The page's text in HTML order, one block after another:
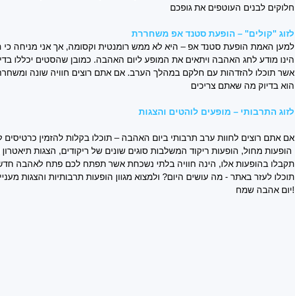
חלוקים לבנים העוטפים את גופכם
לזוג "קולים" – הופעת סטנד אפ משחררת
למען האמת הופעת סטנד אפ – היא לא ממש רומנטית וקסומה, אך אני מניחה
הינו מודע לחג האהבה ויתאים את המופע ליום האהבה. כמובן שהסטים יכללו
אשר תוכלו להזדהות עם חלקם במהלך הערב. אם אתם רוצים חוויה שונה
הוא בדיוק מה שאתם צריכים
לזוג התרבותי – מופעים לוהטים והצגות
אם אתם רוצים לחוות ערב תרבותי ביום האהבה – תוכלו בקלות להזמין כרטיסים
הופעות מחול, הופעות ריקוד המשלבות סוגים שונים של ריקודים, הצגות תיאטרון
תקבלו בהופעות אלו, הינה חוויה בלתי נשכחת אשר תפתח לכם פתח לאהבה
תוכלו לעזר באתר - מה עושים היום? ולמצוא מגוון הופעות תרבותיות והצגות
!יום אהבה שמח